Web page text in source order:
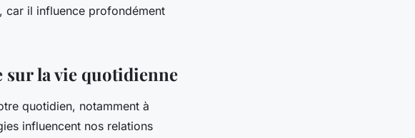
car il influence profondément
la vie quotidienne
quotidien, notamment à
influencent nos relations